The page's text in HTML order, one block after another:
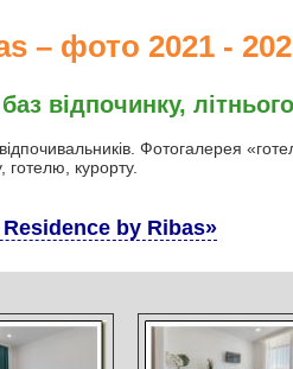
– фото 2021 -
відпочинку,
Фотогалерея
готелю, курорту.
Residence by Ribas»